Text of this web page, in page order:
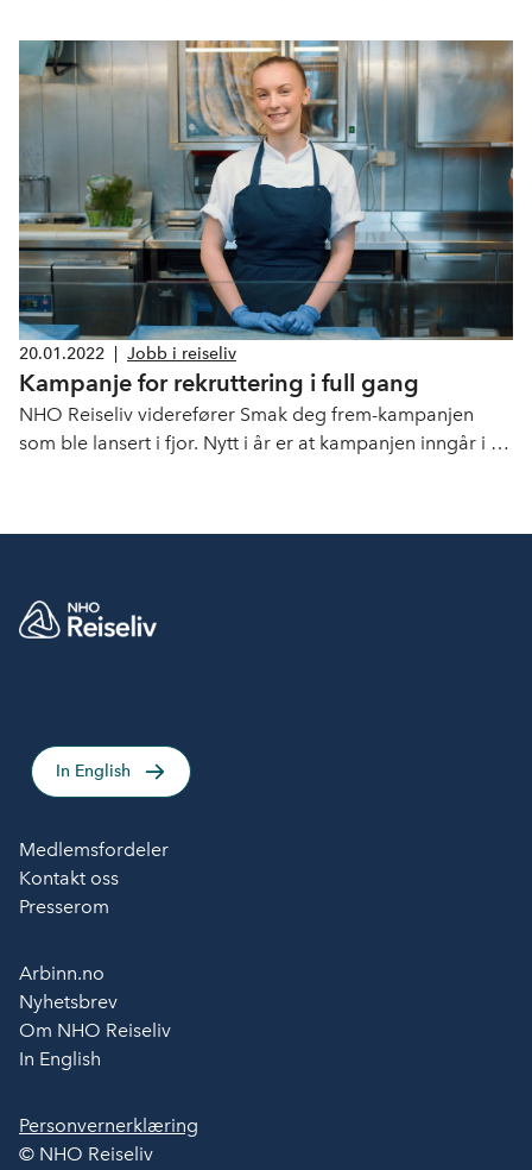
kompetanse i fagyrker under en debatt på Arendalsuka
onsdag.
20.01.2022 Jobb i reiseliv
Kampanje for rekruttering i full gang
NHO Reiseliv viderefører Smak deg frem-kampanjen
som ble lansert i fjor. Nytt i år er at kampanjen inngår i et
In English
Medlemsfordeler
Kontakt oss
Presserom
Arbinn.no
Nyhetsbrev
Om NHO Reiseliv
In English
Personvernerklæring
© NHO Reiseliv